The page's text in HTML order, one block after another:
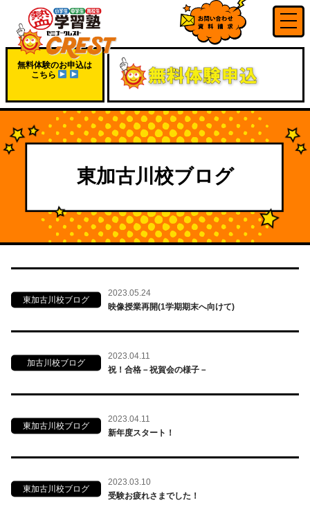
無料体験のお申込は
こちら
東加古川校ブログ
東加古川校ブログ
2023.05.24
映像授業再開(1学期期末へ向けて)
加古川校ブログ
2023.04.11
祝！合格－祝賀会の様子－
東加古川校ブログ
2023.04.11
新年度スタート！
東加古川校ブログ
2023.03.10
受験お疲れさまでした！